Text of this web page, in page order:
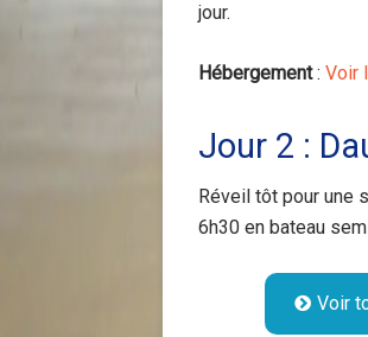
jour.
Hébergement: Voir
Jour 2 :
Réveil tôt pour une
6h30 en bateau
Voir